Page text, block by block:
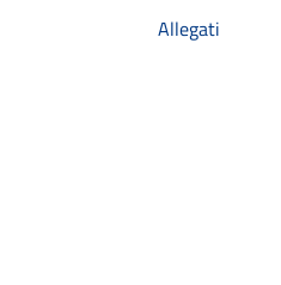
Allegati